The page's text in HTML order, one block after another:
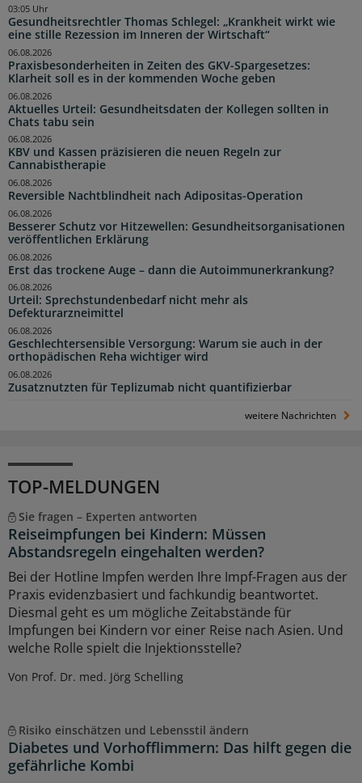
Gesundheitsrechtler Thomas Schlegel: „Krankheit wirkt wie
eine stille Rezession im Inneren der Wirtschaft“
03:05 Uhr
Praxisbesonderheiten in Zeiten des GKV-Spargesetzes:
Klarheit soll es in der kommenden Woche geben
06.08.2026
Aktuelles Urteil: Gesundheitsdaten der Kollegen sollten in
Chats tabu sein
06.08.2026
KBV und Kassen präzisieren die neuen Regeln zur
Cannabistherapie
06.08.2026
Reversible Nachtblindheit nach Adipositas-Operation
06.08.2026
Besserer Schutz vor Hitzewellen: Gesundheitsorganisationen
veröffentlichen Erklärung
06.08.2026
Erst das trockene Auge – dann die Autoimmunerkrankung?
06.08.2026
Urteil: Sprechstundenbedarf nicht mehr als
Defekturarzneimittel
06.08.2026
Geschlechtersensible Versorgung: Warum sie auch in der
orthopädischen Reha wichtiger wird
06.08.2026
Zusatznutzten für Teplizumab nicht quantifizierbar
06.08.2026
weitere Nachrichten
TOP-MELDUNGEN
Sie fragen – Experten antworten
Reiseimpfungen bei Kindern: Müssen
Abstandsregeln eingehalten werden?
Bei der Hotline Impfen werden Ihre Impf-Fragen aus der
Praxis evidenzbasiert und fachkundig beantwortet.
Diesmal geht es um mögliche Zeitabstände für
Impfungen bei Kindern vor einer Reise nach Asien. Und
welche Rolle spielt die Injektionsstelle?
Von Prof. Dr. med. Jörg Schelling
Risiko einschätzen und Lebensstil ändern
Diabetes und Vorhofflimmern: Das hilft gegen die
gefährliche Kombi